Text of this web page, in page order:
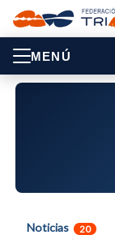
MENÚ
Noticias 20